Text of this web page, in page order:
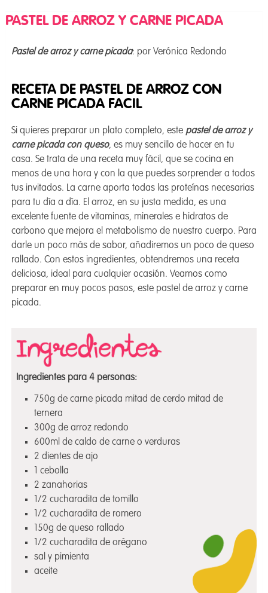
PASTEL DE ARROZ Y CARNE PICADA
Pastel de arroz y carne picada: por Verónica Redondo
RECETA DE PASTEL DE ARROZ CON
CARNE PICADA FACIL
Si quieres preparar un plato completo, este pastel de arroz y
carne picada con queso, es muy sencillo de hacer en tu
casa. Se trata de una receta muy fácil, que se cocina en
menos de una hora y con la que puedes sorprender a todos
tus invitados. La carne aporta todas las proteínas necesarias
para tu día a día. El arroz, en su justa medida, es una
excelente fuente de vitaminas, minerales e hidratos de
carbono que mejora el metabolismo de nuestro cuerpo. Para
darle un poco más de sabor, añadiremos un poco de queso
rallado. Con estos ingredientes, obtendremos una receta
deliciosa, ideal para cualquier ocasión. Veamos como
preparar en muy pocos pasos, este pastel de arroz y carne
picada.
Ingredientes para 4 personas:
750g de carne picada mitad de cerdo mitad de
ternera
300g de arroz redondo
600ml de caldo de carne o verduras
2 dientes de ajo
1 cebolla
2 zanahorias
1/2 cucharadita de tomillo
1/2 cucharadita de romero
150g de queso rallado
1/2 cucharadita de orégano
sal y pimienta
aceite